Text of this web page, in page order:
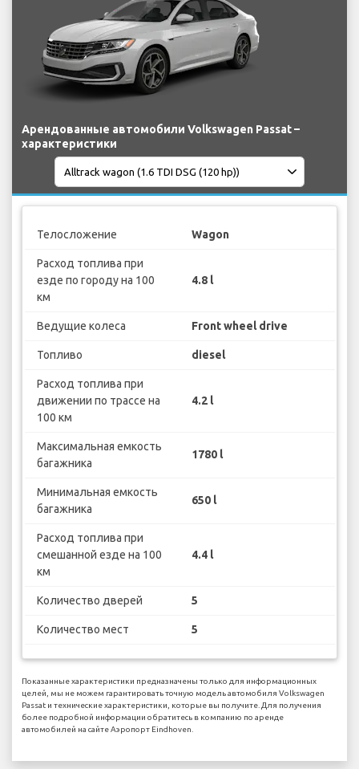
Арендованные автомобили Volkswagen Passat –
характеристики
Телосложение Wagon
Расход топлива при
езде по городу на 100
км
4.8 l
Ведущие колеса Front wheel drive
Топливо diesel
Расход топлива при
движении по трассе на
100 км
4.2 l
Максимальная емкость
багажника
1780 l
Минимальная емкость
багажника
650 l
Расход топлива при
смешанной езде на 100
км
4.4 l
Количество дверей 5
Количество мест 5
Показанные характеристики предназначены только для информационных
целей, мы не можем гарантировать точную модель автомобиля Volkswagen
Passat и технические характеристики, которые вы получите. Для получения
более подробной информации обратитесь в компанию по аренде
автомобилей на сайте Аэропорт Eindhoven.